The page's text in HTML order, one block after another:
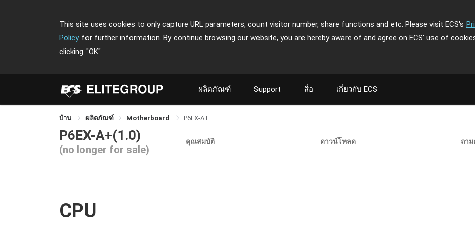
This site uses cookies to only capture URL parameters, count visitor number, share functions and etc. Please visit ECS's
Policy for further information. By continue browsing our website, you are hereby aware of and agree on ECS' use of
clicking "OK"
ผลิตภัณฑ์ Support สื่อ เกี่ยวกับ ECS
บ้าน ผลิตภัณฑ์ Motherboard P6EX-A+
P6EX-A+(1.0)
(no longer for sale)
คุณสมบัติ ดาวน์โหลด ถา
CPU